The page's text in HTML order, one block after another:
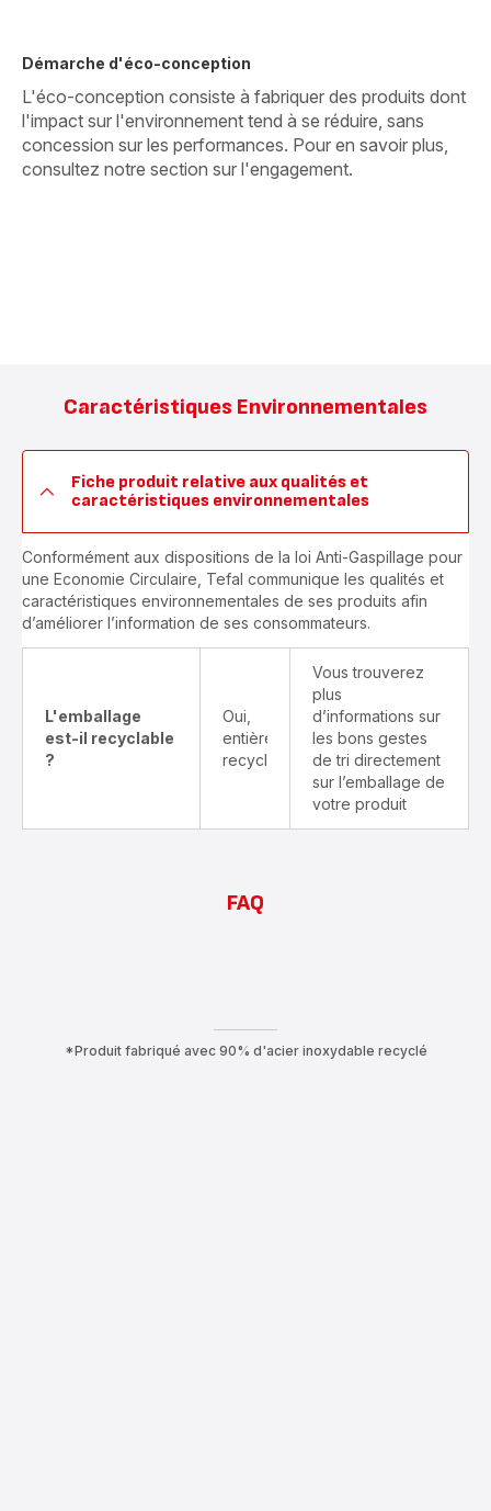
Démarche d'éco-conception
L'éco-conception consiste à fabriquer des produits dont
l'impact sur l'environnement tend à se réduire, sans
concession sur les performances. Pour en savoir plus,
consultez notre section sur l'engagement.
Caractéristiques Environnementales
Fiche produit relative aux qualités et
caractéristiques environnementales
Conformément aux dispositions de la loi Anti-Gaspillage pour
une Economie Circulaire, Tefal communique les qualités et
caractéristiques environnementales de ses produits afin
d’améliorer l’information de ses consommateurs.
L'emballage
est-il recyclable
?
Oui,
entièrement
recyclable
Vous trouverez
plus
d’informations sur
les bons gestes
de tri directement
sur l’emballage de
votre produit
FAQ
*Produit fabriqué avec 90% d'acier inoxydable recyclé